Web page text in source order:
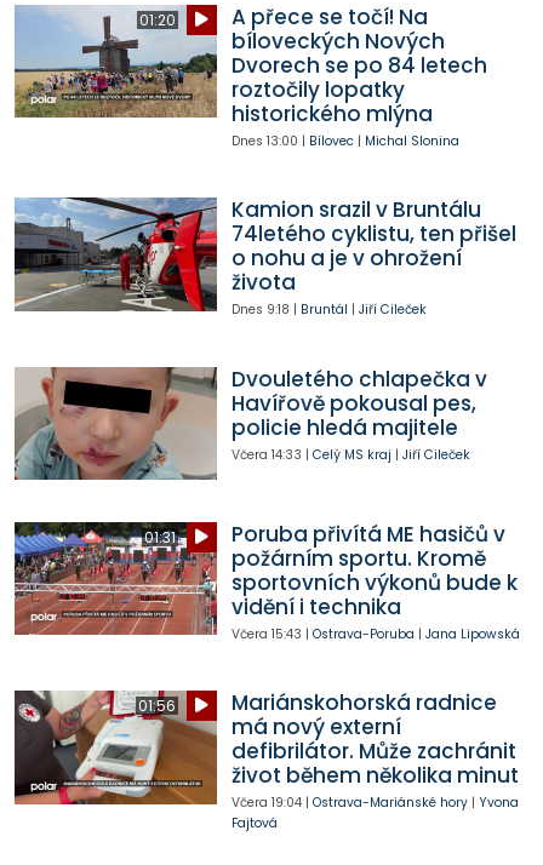
01:20
A přece se točí! Na
bíloveckých Nových
Dvorech se po 84 letech
roztočily lopatky
historického mlýna
Dnes 13:00 | Bílovec| Michal Slonina
Kamion srazil v Bruntálu
74letého cyklistu, ten přišel
o nohu a je v ohrožení
života
Dnes 9:18 | Bruntál | Jiří Cileček
Dvouletého chlapečka v
Havířově pokousal pes,
policie hledá majitele
Včera 14:33 | Celý MS kraj | Jiří Cileček
01:31
Poruba přivítá ME hasičů v
požárním sportu. Kromě
sportovních výkonů bude k
vidění i technika
Včera 15:43 | Ostrava-Poruba | Jana Lipowská
01:56
Mariánskohorská radnice
má nový externí
defibrilátor. Může zachránit
život během několika minut
Včera 19:04| Ostrava-Mariánské hory| Yvona
Fajtová